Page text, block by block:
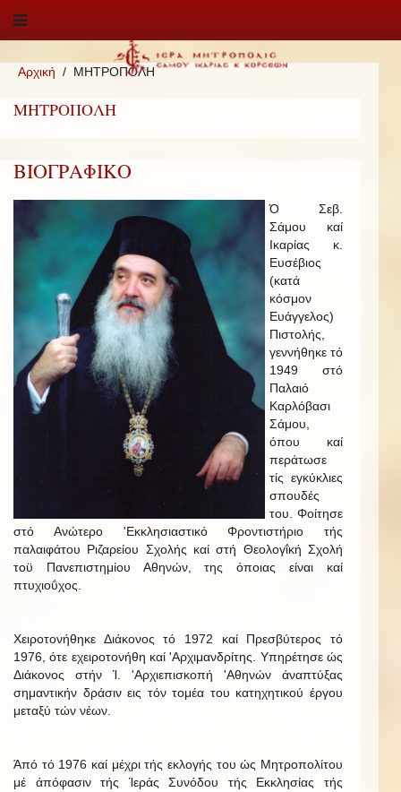
Αρχική ΜΗΤΡΟΠΟΛΗ
ΜΗΤΡΟΠΟΛΗ
ΒΙΟΓΡΑΦΙΚΟ
Ό Σεβ.
Σάμου καί
Ικαρίας κ.
Ευσέβιος
(κατά
κόσμον
Ευάγγελος)
Πιστολής,
γεννήθηκε τό
1949 στό
Παλαιό
Καρλόβασι
Σάμου,
όπου καί
περάτωσε
τίς εγκύκλιες
σπουδές
του. Φοίτησε
στό Ανώτερο 'Εκκλησιαστικό Φροντιστήριο τής
παλαιφάτου Ριζαρείου Σχολής καί στή Θεολογΐκή Σχολή
τοϋ Πανεπιστημίου Αθηνών, της όποιας είναι καί
πτυχιοΰχος.
Χειροτονήθηκε Διάκονος τό 1972 καί Πρεσβύτερος τό
1976, ότε εχειροτονήθη καί 'Αρχιμανδρίτης. Υπηρέτησε ώς
Διάκονος στήν Ί. 'Αρχιεπισκοπή 'Αθηνών άναπτύξας
σημαντικήν δράσιν εις τόν τομέα του κατηχητικού έργου
μεταξύ τών νέων.
Άπό τό 1976 καί μέχρι τής εκλογής του ώς Μητροπολίτου
μέ άπόφασιν τής Ίεράς Συνόδου τής Εκκλησίας τής